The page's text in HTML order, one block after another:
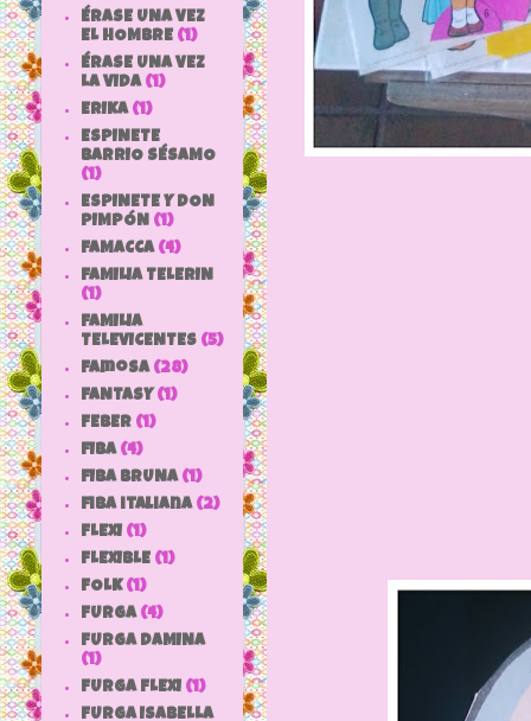
ÉRASE UNA VEZ
EL HOMBRE (1)
ÉRASE UNA VEZ
LA VIDA (1)
ERIKA (1)
ESPINETE
BARRIO SÉSAMO
(1)
ESPINETE Y DON
PIMPÓN (1)
FAMACCA (4)
FAMILIA TELERIN
(1)
FAMILIA
TELEVICENTES (5)
Famosa (28)
FANTASY (1)
FEBER (1)
FIBA (4)
FIBA BRUNA (1)
fiba italiana (2)
FLEXI (1)
FLEXIBLE (1)
FOLK (1)
FURGA (4)
FURGA DAMINA
(1)
FURGA FLEXI (1)
FURGA ISABELLA